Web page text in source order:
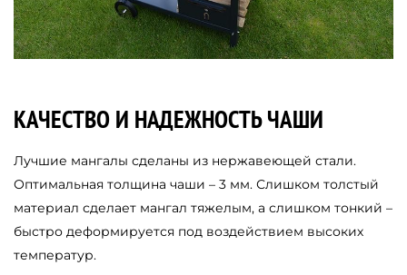
КАЧЕСТВО И НАДЕЖНОСТЬ ЧАШИ
Лучшие мангалы сделаны из нержавеющей стали.
Оптимальная толщина чаши – 3 мм. Слишком толстый
материал сделает мангал тяжелым, а слишком тонкий –
быстро деформируется под воздействием высоких
температур.